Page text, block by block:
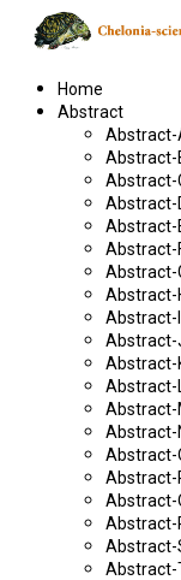
Home
Abstract
Abstract-
Abstract-
Abstract-
Abstract-
Abstract-
Abstract-
Abstract-
Abstract-
Abstract-I
Abstract-
Abstract-
Abstract-
Abstract-
Abstract-
Abstract-
Abstract-
Abstract-
Abstract-
Abstract-
Abstract-